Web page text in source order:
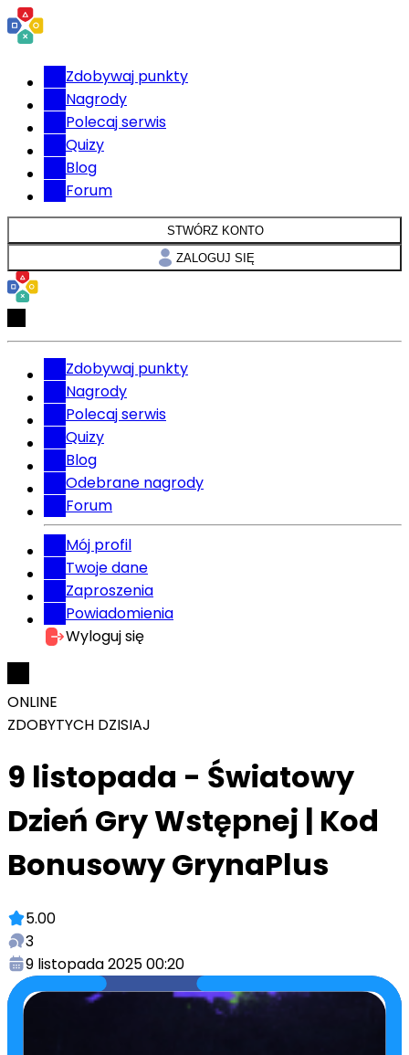
Zdobywaj punkty
Nagrody
Polecaj serwis
Quizy
Blog
Forum
STWÓRZ KONTO
ZALOGUJ SIĘ
Zdobywaj punkty
Nagrody
Polecaj serwis
Quizy
Blog
Odebrane nagrody
Forum
Mój profil
Twoje dane
Zaproszenia
Powiadomienia
Wyloguj się
ONLINE
ZDOBYTYCH DZISIAJ
9 listopada - Światowy
Dzień Gry Wstępnej | Kod
Bonusowy GrynaPlus
5.00
3
9 listopada 2025 00:20